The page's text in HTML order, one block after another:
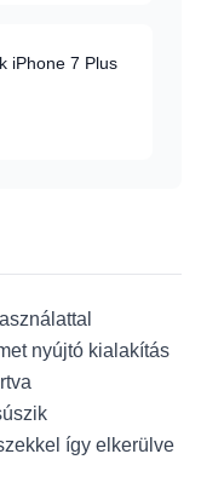
iPhone 7 Plus
nyújtó kialakítás
így elkerülve